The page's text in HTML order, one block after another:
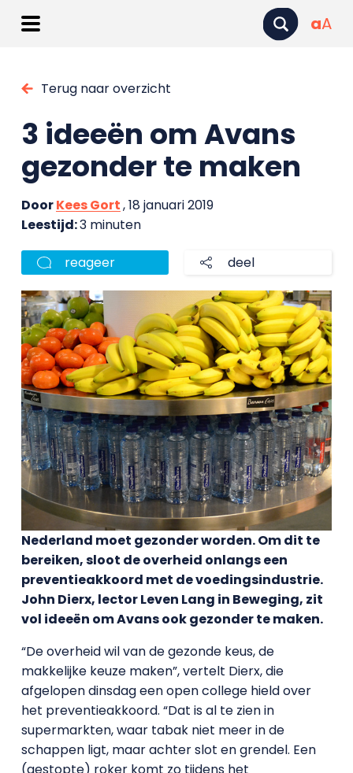
aA
Terug naar overzicht
3 ideeën om Avans
gezonder te maken
DoorKees Gort, 18 januari 2019
Leestijd:3 minuten
reageer deel
Nederland moet gezonder worden. Om dit te
bereiken, sloot de overheid onlangs een
preventieakkoord met de voedingsindustrie.
John Dierx, lector Leven Lang in Beweging, zit
vol ideeën om Avans ook gezonder te maken.
“De overheid wil van de gezonde keus, de
makkelijke keuze maken”, vertelt Dierx, die
afgelopen dinsdag een open college hield over
het preventieakkoord. “Dat is al te zien in
supermarkten, waar tabak niet meer in de
schappen ligt, maar achter slot en grendel. Een